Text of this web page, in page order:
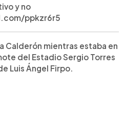
y no
ppkzr6r5
Calderón mientras estaba en
del Estadio Sergio Torres
Luis Ángel Firpo.